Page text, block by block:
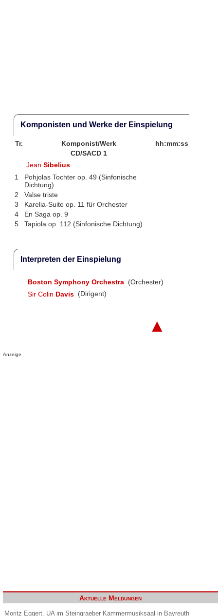
Komponisten und Werke der Einspielung
Tr. Komponist/Werk
hh:mm:ss
CD/SACD 1
JeanSibelius
1
Pohjolas Tochter op. 49 (Sinfonische
Dichtung)
2
Valse triste
3
Karelia-Suite op. 11 für Orchester
4
En Saga op. 9
5
Tapiola op. 112 (Sinfonische Dichtung)
Interpreten der Einspielung
Boston Symphony Orchestra (Orchester)
Sir Colin Davis (Dirigent)
▲
Anzeige
Aktuelle Meldungen
Moritz Eggert. UA im Steingraeber Kammermusiksaal in Bayreuth